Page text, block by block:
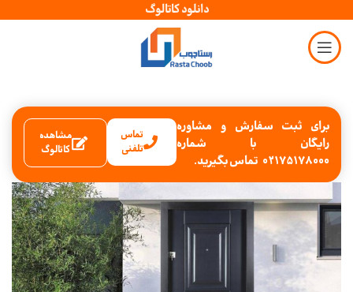
دانلود کاتالوگ
برای ثبت سفارش و مشاوره
رایگان با شماره
02175178000 تماس بگیرید.
تماس
تلفنی
مشاهده
کاتالوگ